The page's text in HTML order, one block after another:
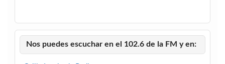
Nos puedes escuchar en el 102.6 de la FM y en: